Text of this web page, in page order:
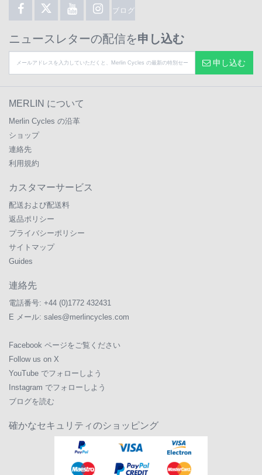
ブログ
ニュースレターの配信を申し込む
申し込む
MERLIN について
Merlin Cycles の沿革
ショップ
連絡先
利用規約
カスタマーサービス
配送および配送料
返品ポリシー
プライバシーポリシー
サイトマップ
Guides
連絡先
電話番号: +44 (0)1772 432431
E メール: sales@merlincycles.com
Facebook ページをご覧ください
Follow us on X
YouTube でフォローしよう
Instagram でフォローしよう
ブログを読む
確かなセキュリティのショッピング